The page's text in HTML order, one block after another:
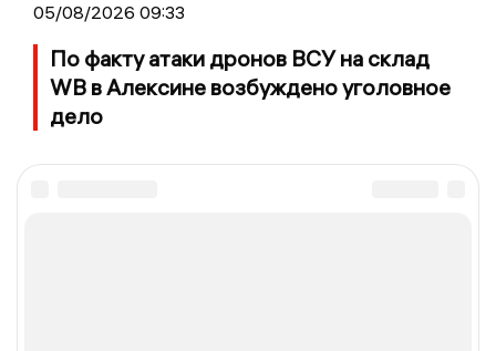
05/08/2026 09:33
По факту атаки дронов ВСУ на склад
WB в Алексине возбуждено уголовное
дело